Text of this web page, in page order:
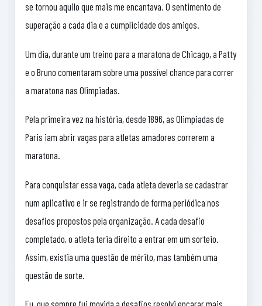
se tornou aquilo que mais me encantava. O sentimento de
superação a cada dia e a cumplicidade dos amigos.
Um dia, durante um treino para a maratona de Chicago, a Patty
e o Bruno comentaram sobre uma possível chance para correr
a maratona nas Olimpiadas.
Pela primeira vez na história, desde 1896, as Olimpiadas de
Paris iam abrir vagas para atletas amadores correrem a
maratona.
Para conquistar essa vaga, cada atleta deveria se cadastrar
num aplicativo e ir se registrando de forma periódica nos
desafios propostos pela organização. A cada desafio
completado, o atleta teria direito a entrar em um sorteio.
Assim, existia uma questão de mérito, mas também uma
questão de sorte.
Eu, que sempre fui movida a desafios resolvi encarar mais